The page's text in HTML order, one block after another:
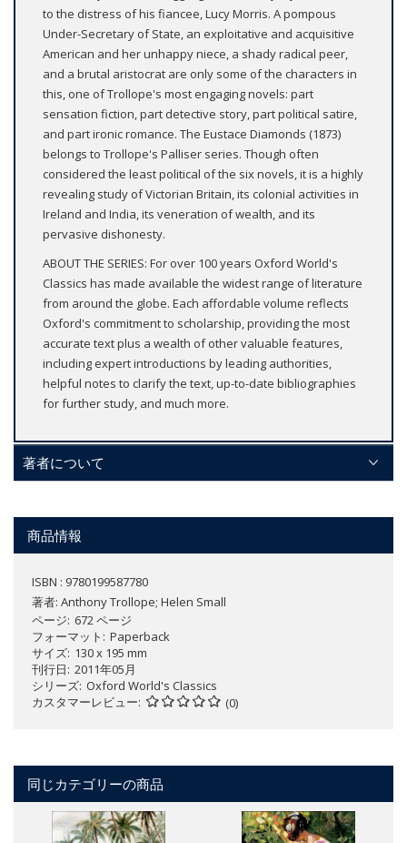
to the distress of his fiancee, Lucy Morris. A pompous
Under-Secretary of State, an exploitative and acquisitive
American and her unhappy niece, a shady radical peer,
and a brutal aristocrat are only some of the characters in
this, one of Trollope's most engaging novels: part
sensation fiction, part detective story, part political satire,
and part ironic romance. The Eustace Diamonds (1873)
belongs to Trollope's Palliser series. Though often
considered the least political of the six novels, it is a highly
revealing study of Victorian Britain, its colonial activities in
Ireland and India, its veneration of wealth, and its
pervasive dishonesty.
ABOUT THE SERIES: For over 100 years Oxford World's
Classics has made available the widest range of literature
from around the globe. Each affordable volume reflects
Oxford's commitment to scholarship, providing the most
accurate text plus a wealth of other valuable features,
including expert introductions by leading authorities,
helpful notes to clarify the text, up-to-date bibliographies
for further study, and much more.
著者について
商品情報
ISBN : 9780199587780
著者: Anthony Trollope; Helen Small
ページ 672 ページ
フォーマット
Paperback
サイズ 130 x 195 mm
刊行日 2011年05月
シリーズ Oxford World's Classics
カスタマーレビュー
(0)
同じカテゴリーの商品